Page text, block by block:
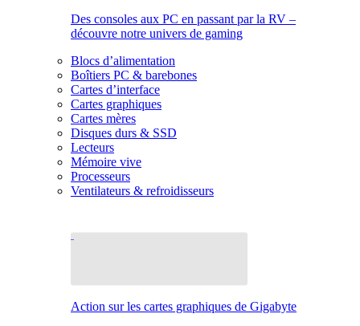
Des consoles aux PC en passant par la RV –
découvre notre univers de gaming
Blocs d’alimentation
Boîtiers PC & barebones
Cartes d’interface
Cartes graphiques
Cartes mères
Disques durs & SSD
Lecteurs
Mémoire vive
Processeurs
Ventilateurs & refroidisseurs
Action sur les cartes graphiques de Gigabyte